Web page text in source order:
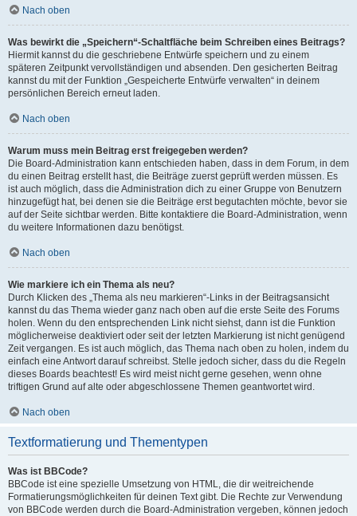
Nach oben
Was bewirkt die „Speichern“-Schaltfläche beim Schreiben eines Beitrags?
Hiermit kannst du die geschriebene Entwürfe speichern und zu einem
späteren Zeitpunkt vervollständigen und absenden. Den gesicherten Beitrag
kannst du mit der Funktion „Gespeicherte Entwürfe verwalten“ in deinem
persönlichen Bereich erneut laden.
Nach oben
Warum muss mein Beitrag erst freigegeben werden?
Die Board-Administration kann entschieden haben, dass in dem Forum, in dem
du einen Beitrag erstellt hast, die Beiträge zuerst geprüft werden müssen. Es
ist auch möglich, dass die Administration dich zu einer Gruppe von Benutzern
hinzugefügt hat, bei denen sie die Beiträge erst begutachten möchte, bevor sie
auf der Seite sichtbar werden. Bitte kontaktiere die Board-Administration, wenn
du weitere Informationen dazu benötigst.
Nach oben
Wie markiere ich ein Thema als neu?
Durch Klicken des „Thema als neu markieren“-Links in der Beitragsansicht
kannst du das Thema wieder ganz nach oben auf die erste Seite des Forums
holen. Wenn du den entsprechenden Link nicht siehst, dann ist die Funktion
möglicherweise deaktiviert oder seit der letzten Markierung ist nicht genügend
Zeit vergangen. Es ist auch möglich, das Thema nach oben zu holen, indem du
einfach eine Antwort darauf schreibst. Stelle jedoch sicher, dass du die Regeln
dieses Boards beachtest! Es wird meist nicht gerne gesehen, wenn ohne
triftigen Grund auf alte oder abgeschlossene Themen geantwortet wird.
Nach oben
Textformatierung und Thementypen
Was ist BBCode?
BBCode ist eine spezielle Umsetzung von HTML, die dir weitreichende
Formatierungsmöglichkeiten für deinen Text gibt. Die Rechte zur Verwendung
von BBCode werden durch die Board-Administration vergeben, können jedoch